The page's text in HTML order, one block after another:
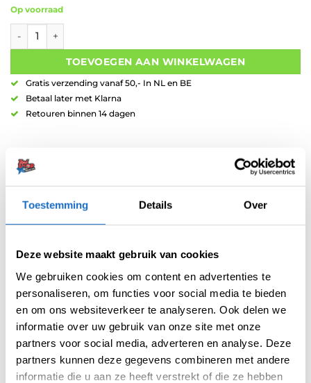
Toestemming Details Over
Deze website maakt gebruik van cookies
We gebruiken cookies om content en advertenties te
personaliseren, om functies voor social media te bieden
en om ons websiteverkeer te analyseren. Ook delen we
informatie over uw gebruik van onze site met onze
partners voor social media, adverteren en analyse. Deze
partners kunnen deze gegevens combineren met andere
informatie die u aan ze heeft verstrekt of die ze hebben
Op voorraad
DSX 100 Micron Flight Std Pink aantal
TOEVOEGEN AAN WINKELWAGEN
Gratis verzending vanaf 50,- In NL en BE
Betaal later met Klarna
Retouren binnen 14 dagen
Artikelnummer:214898